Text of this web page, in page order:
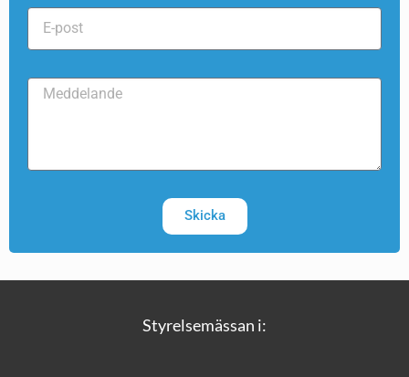
Skicka
Styrelsemässan i: